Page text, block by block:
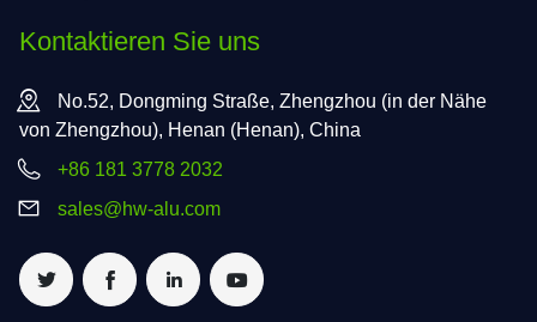
Kontaktieren Sie uns
No.52, Dongming Straße, Zhengzhou (in der Nähe
von Zhengzhou), Henan (Henan), China
+86 181 3778 2032
sales@hw-alu.com